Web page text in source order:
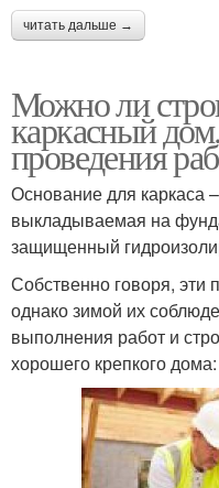
читать дальше →
Можно ли
каркасный
проведения
Основание для каркаса
выкладываемая на
защищенный
Собственно говоря, эти
однако зимой их
выполнения работ и
хорошего крепкого дома: